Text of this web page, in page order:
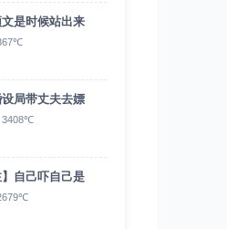
是时候站出来
局带丈夫去嫖
3408℃
】自己吓自己是